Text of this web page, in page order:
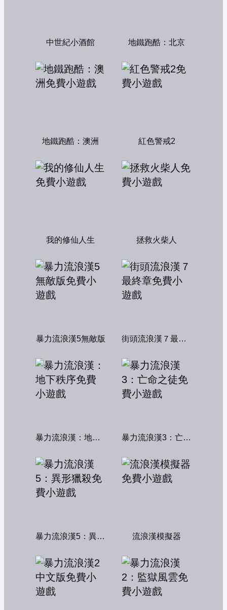
中世紀小酒館 地鐵跑酷：北京
地鐵跑酷：澳洲 紅色警戒2
我的修仙人生 拯救火柴人
暴力流浪漢5無敵版 街頭流浪漢７最終章
暴力流浪漢：地下秩序 暴力流浪漢3：亡命之徒
暴力流浪漢5：異形獵殺 流浪漢模擬器